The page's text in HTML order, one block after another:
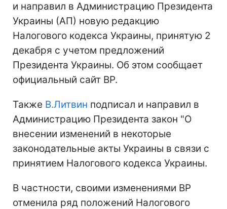
и направил в Администрацию Президента
Украины (АП) новую редакцию
Налогового кодекса Украины, принятую 2
декабря с учетом предложений
Президента Украины. Об этом сообщает
официальный сайт ВР.
Также В.Литвин подписал и направил в
Администрацию Президента закон "О
внесении изменений в некоторые
законодательные акты Украины в связи с
принятием Налогового кодекса Украины.
В частности, своими изменениями ВР
отменила ряд положений Налогового